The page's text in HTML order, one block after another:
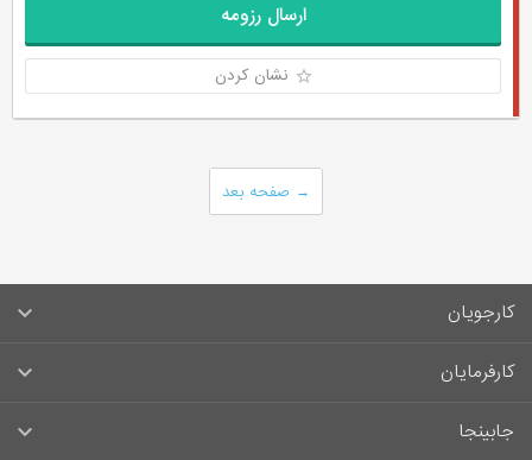
ارسال رزومه
نشان کردن
صفحه بعد →
کارجویان
سوالات متداول کارجویان
کارفرمایان
راهنمای ثبت آگهی استخدام
جابینجا